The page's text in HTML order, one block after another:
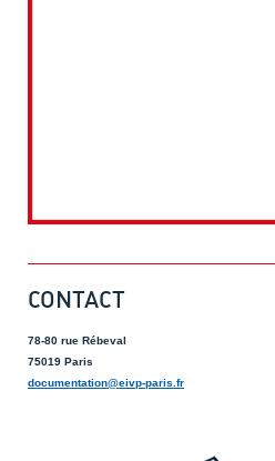
CONTACT
78-80 rue Rébeval
75019 Paris
documentation@eivp-paris.fr